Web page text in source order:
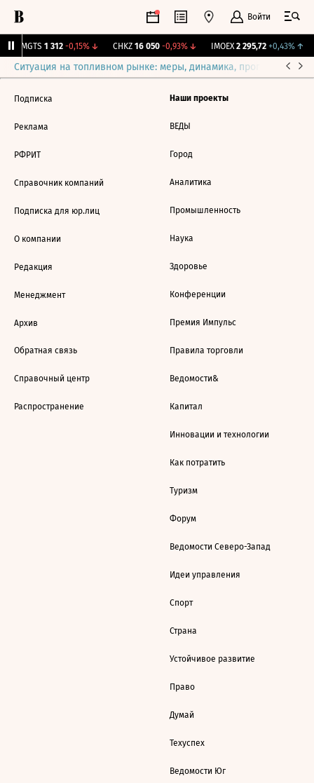
Войти
MGTS 1 312 -0,15%↓ CHKZ 16 050 -0,93%↓ IMOEX 2 295,72 +0,43%↑
Ситуация на топливном рынке: меры, динамика, прогнозы
Подписка
Реклама
РФРИТ
Справочник компаний
Подписка для юр.лиц
О компании
Редакция
Менеджмент
Архив
Обратная связь
Справочный центр
Распространение
Наши проекты
ВЕДЫ
Город
Аналитика
Промышленность
Наука
Здоровье
Конференции
Премия Импульс
Правила торговли
Ведомости&
Капитал
Инновации и технологии
Как потратить
Туризм
Форум
Ведомости Северо-Запад
Идеи управления
Спорт
Страна
Устойчивое развитие
Право
Думай
Техуспех
Ведомости Юг